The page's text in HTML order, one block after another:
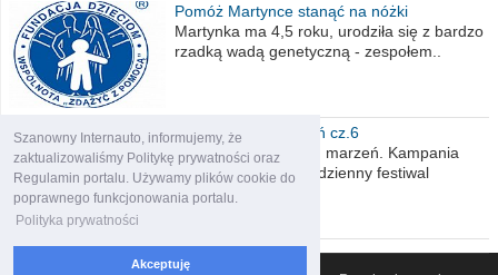
Szanowny Internauto, informujemy, że
zaktualizowaliśmy Politykę prywatności oraz
Regulamin portalu. Używamy plików cookie do
poprawnego funkcjonowania portalu.
Polityka prywatności
Akceptuję
Pomóż Martynce stanąć na nóżki
Martynka ma 4,5 roku, urodziła się z bardzo
rzadką wadą genetyczną - zespołem..
Polska moich marzeń cz.6
Nadszedł kres moich marzeń. Kampania
wyborcza czyli niecodzienny festiwal
obietnic,..